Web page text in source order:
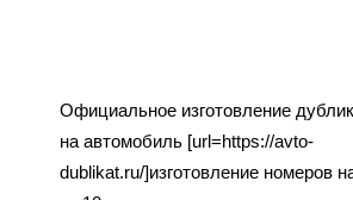
Официальное изготовление
на автомобиль [url=https://avto-
dublikat.ru/]изготовление номеров